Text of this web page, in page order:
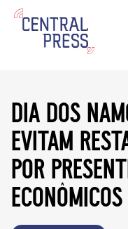
dia dos
evitam
por
econômicos